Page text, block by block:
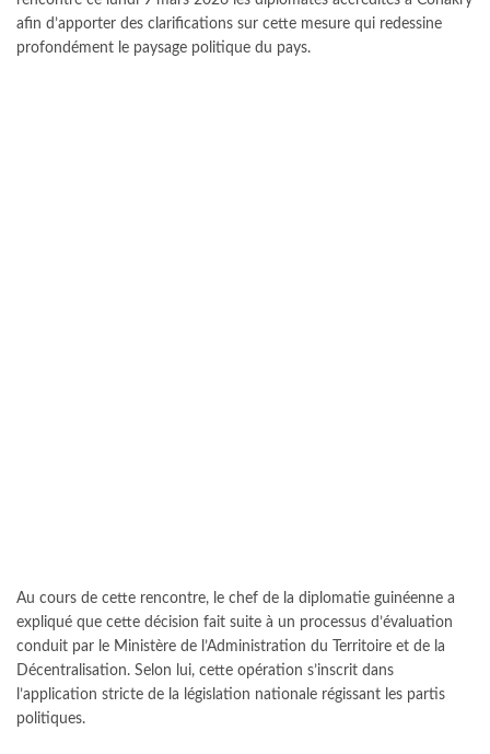
afin d’apporter des clarifications sur cette mesure qui redessine
profondément le paysage politique du pays.
Au cours de cette rencontre, le chef de la diplomatie guinéenne a
expliqué que cette décision fait suite à un processus d’évaluation
conduit par le Ministère de l’Administration du Territoire et de la
Décentralisation. Selon lui, cette opération s’inscrit dans
l’application stricte de la législation nationale régissant les partis
politiques.